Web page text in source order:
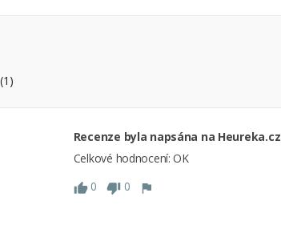
Recenze byla napsána na Heureka.cz
Celkové hodnocení: OK
0
0